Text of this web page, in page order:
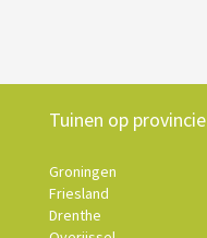
Tuinen op provincie
Groningen
Friesland
Drenthe